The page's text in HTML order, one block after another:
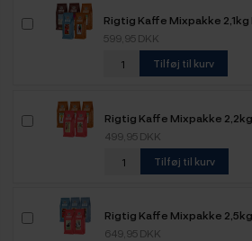
Rigtig Kaffe Mixpakke
599,95 DKK
Tilføj til kurv
Rigtig Kaffe Mixpakke
499,95 DKK
Tilføj til kurv
Rigtig Kaffe Mixpakke
649,95 DKK